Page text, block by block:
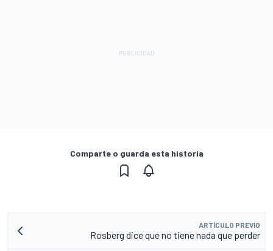
Comparte o guarda esta historia
ARTÍCULO PREVIO
Rosberg dice que no tiene nada que perder